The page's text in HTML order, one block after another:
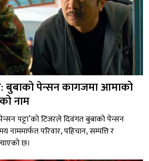
बुबाको पेन्सन कागजमा आमाको
नाम
पट्टा’को टिजरले दिवंगत बुबाको पेन्सन
परिवार, पहिचान, सम्पत्ति र
छ।